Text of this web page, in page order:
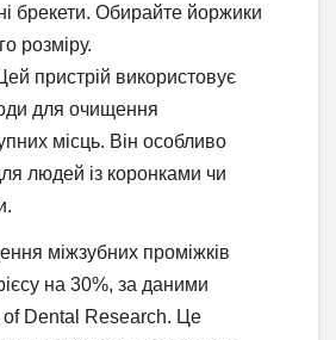
брекети. Обирайте йоржики
розміру.
пристрій використовує
для очищення
місць. Він особливо
людей із коронками чи
міжзубних проміжків
на 30%, за даними
Dental Research. Це